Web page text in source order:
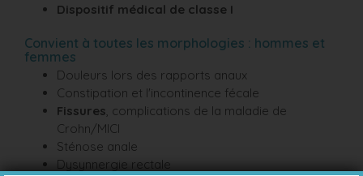
Dispositif médical de classe I
Convient à toutes les morphologies : hommes et
femmes
Douleurs lors des rapports anaux
Constipation et l'incontinence fécale
Fissures , complications de la maladie de
Crohn/MICI
Sténose anale
Dysynnergie rectale